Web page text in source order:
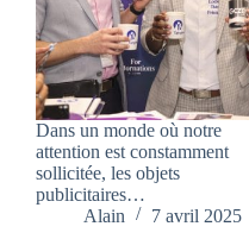
Dans un monde où notre
attention est constamment
sollicitée, les objets
publicitaires…
Alain
7 avril 2025